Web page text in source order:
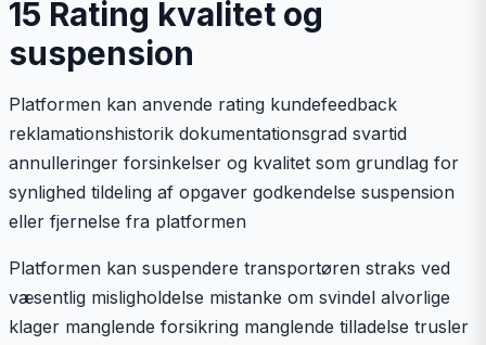
15 Rating kvalitet og
suspension
Platformen kan anvende rating kundefeedback
reklamationshistorik dokumentationsgrad svartid
annulleringer forsinkelser og kvalitet som grundlag for
synlighed tildeling af opgaver godkendelse suspension
eller fjernelse fra platformen
Platformen kan suspendere transportøren straks ved
væsentlig misligholdelse mistanke om svindel alvorlige
klager manglende forsikring manglende tilladelse trusler